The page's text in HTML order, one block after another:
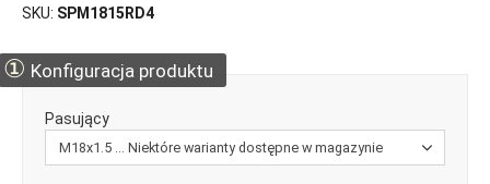
SKU SPM1815RD4
① Konfiguracja produktu
Pasujący